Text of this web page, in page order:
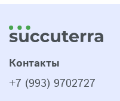
Контакты
+7 (993) 9702727